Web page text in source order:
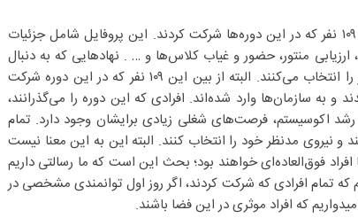
من فکر می‌کنم انتهای این دوره ویترینی خواهد بود از پروفایل ۱۰۹ نفر که در این دوره‌ها شرکت کردند. این پروفایل شامل جزئیات
ارزیابی منتور، حضور و غیاب کلاس‌ها و … . نهادهایی که به دنبال
نیروی انسانی می‌گردند این پروفایل را می‌بینند و نیروی مدنظر را انتخاب می‌کنند. البته از بین این ۱۰۹ نفر که در این دوره شرکت
و به سازمان‌ها وارد شده‌اند. افرادی که این دوره را می‌گذرانند،
با توجه به رشد اکوسیستم، فرصت‌های شغلی زیادی برایشان وجود دارد. تمام
و نیروی مدنظر خود را انتخاب کنند. البته این به این معنا نیست
فوق‌العاده‌ای خواهند بود؛ بحث این است که ما رسالتی داریم
که تمام افرادی که شرکت کردند، اگر روز اول توانمندی مشخصی در